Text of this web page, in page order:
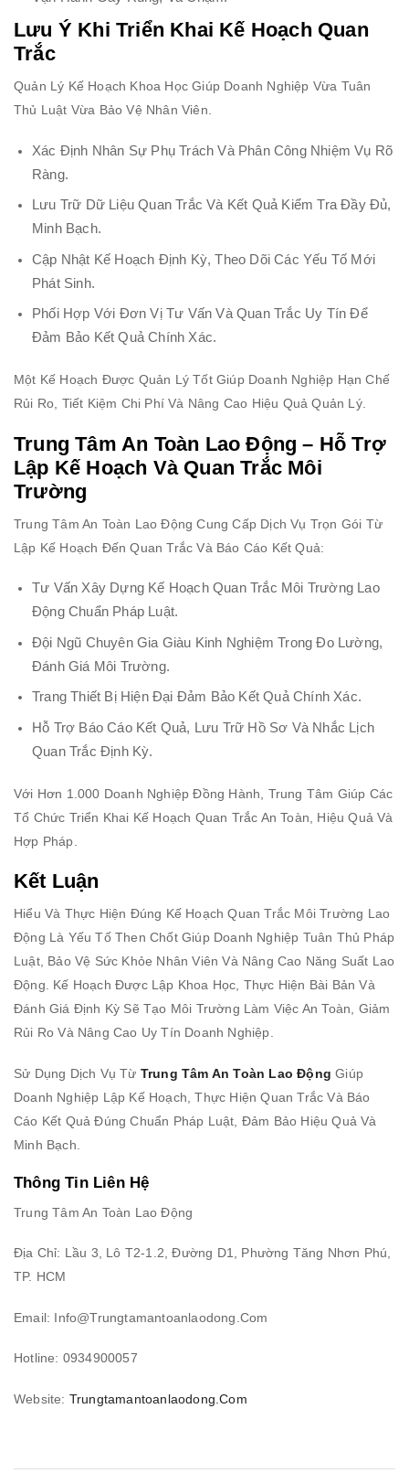
Lưu Ý Khi Triển Khai Kế Hoạch Quan
Trắc
Quản Lý Kế Hoạch Khoa Học Giúp Doanh Nghiệp Vừa Tuân
Thủ Luật Vừa Bảo Vệ Nhân Viên.
Xác Định Nhân Sự Phụ Trách Và Phân Công Nhiệm Vụ Rõ
Ràng.
Lưu Trữ Dữ Liệu Quan Trắc Và Kết Quả Kiểm Tra Đầy Đủ,
Minh Bạch.
Cập Nhật Kế Hoạch Định Kỳ, Theo Dõi Các Yếu Tố Mới
Phát Sinh.
Phối Hợp Với Đơn Vị Tư Vấn Và Quan Trắc Uy Tín Để
Đảm Bảo Kết Quả Chính Xác.
Một Kế Hoạch Được Quản Lý Tốt Giúp Doanh Nghiệp Hạn Chế
Rủi Ro, Tiết Kiệm Chi Phí Và Nâng Cao Hiệu Quả Quản Lý.
Trung Tâm An Toàn Lao Động – Hỗ Trợ
Lập Kế Hoạch Và Quan Trắc Môi
Trường
Trung Tâm An Toàn Lao Động Cung Cấp Dịch Vụ Trọn Gói Từ
Lập Kế Hoạch Đến Quan Trắc Và Báo Cáo Kết Quả:
Tư Vấn Xây Dựng Kế Hoạch Quan Trắc Môi Trường Lao
Động Chuẩn Pháp Luật.
Đội Ngũ Chuyên Gia Giàu Kinh Nghiệm Trong Đo Lường,
Đánh Giá Môi Trường.
Trang Thiết Bị Hiện Đại Đảm Bảo Kết Quả Chính Xác.
Hỗ Trợ Báo Cáo Kết Quả, Lưu Trữ Hồ Sơ Và Nhắc Lịch
Quan Trắc Định Kỳ.
Với Hơn 1.000 Doanh Nghiệp Đồng Hành, Trung Tâm Giúp Các
Tổ Chức Triển Khai Kế Hoạch Quan Trắc An Toàn, Hiệu Quả Và
Hợp Pháp.
Kết Luận
Hiểu Và Thực Hiện Đúng Kế Hoạch Quan Trắc Môi Trường Lao
Động Là Yếu Tố Then Chốt Giúp Doanh Nghiệp Tuân Thủ Pháp
Luật, Bảo Vệ Sức Khỏe Nhân Viên Và Nâng Cao Năng Suất Lao
Động. Kế Hoạch Được Lập Khoa Học, Thực Hiện Bài Bản Và
Đánh Giá Định Kỳ Sẽ Tạo Môi Trường Làm Việc An Toàn, Giảm
Rủi Ro Và Nâng Cao Uy Tín Doanh Nghiệp.
Sử Dụng Dịch Vụ Từ Trung Tâm An Toàn Lao Động Giúp
Doanh Nghiệp Lập Kế Hoạch, Thực Hiện Quan Trắc Và Báo
Cáo Kết Quả Đúng Chuẩn Pháp Luật, Đảm Bảo Hiệu Quả Và
Minh Bạch.
Thông Tin Liên Hệ
Trung Tâm An Toàn Lao Động
Địa Chỉ: Lầu 3, Lô T2-1.2, Đường D1, Phường Tăng Nhơn Phú,
TP. HCM
Email: Info@trungtamantoanlaodong.com
Hotline: 0934900057
Website: Trungtamantoanlaodong.com